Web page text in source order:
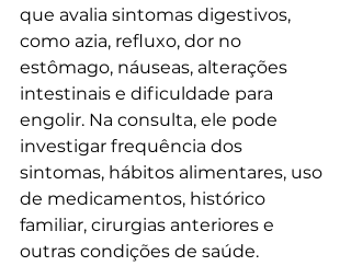
que avalia sintomas digestivos,
como azia, refluxo, dor no
estômago, náuseas, alterações
intestinais e dificuldade para
engolir. Na consulta, ele pode
investigar frequência dos
sintomas, hábitos alimentares, uso
de medicamentos, histórico
familiar, cirurgias anteriores e
outras condições de saúde.